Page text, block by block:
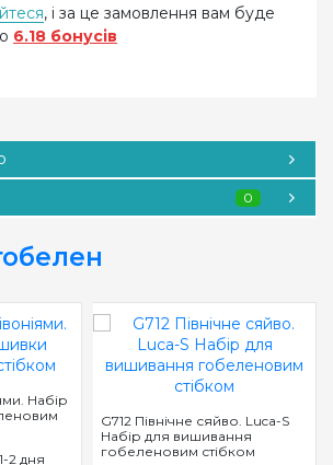
, і за це замовлення вам буде
6.18 бонусів
0
Набір
2 дня
G712 Північне сяйво. Luca-S
Набір для вишивання
гобеленовим стібком